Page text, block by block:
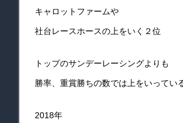
キャロットファームや
社台レースホースの上をいく２位
トップのサンデーレーシングよりも
勝率、重賞勝ちの数では上をいってい
2018年